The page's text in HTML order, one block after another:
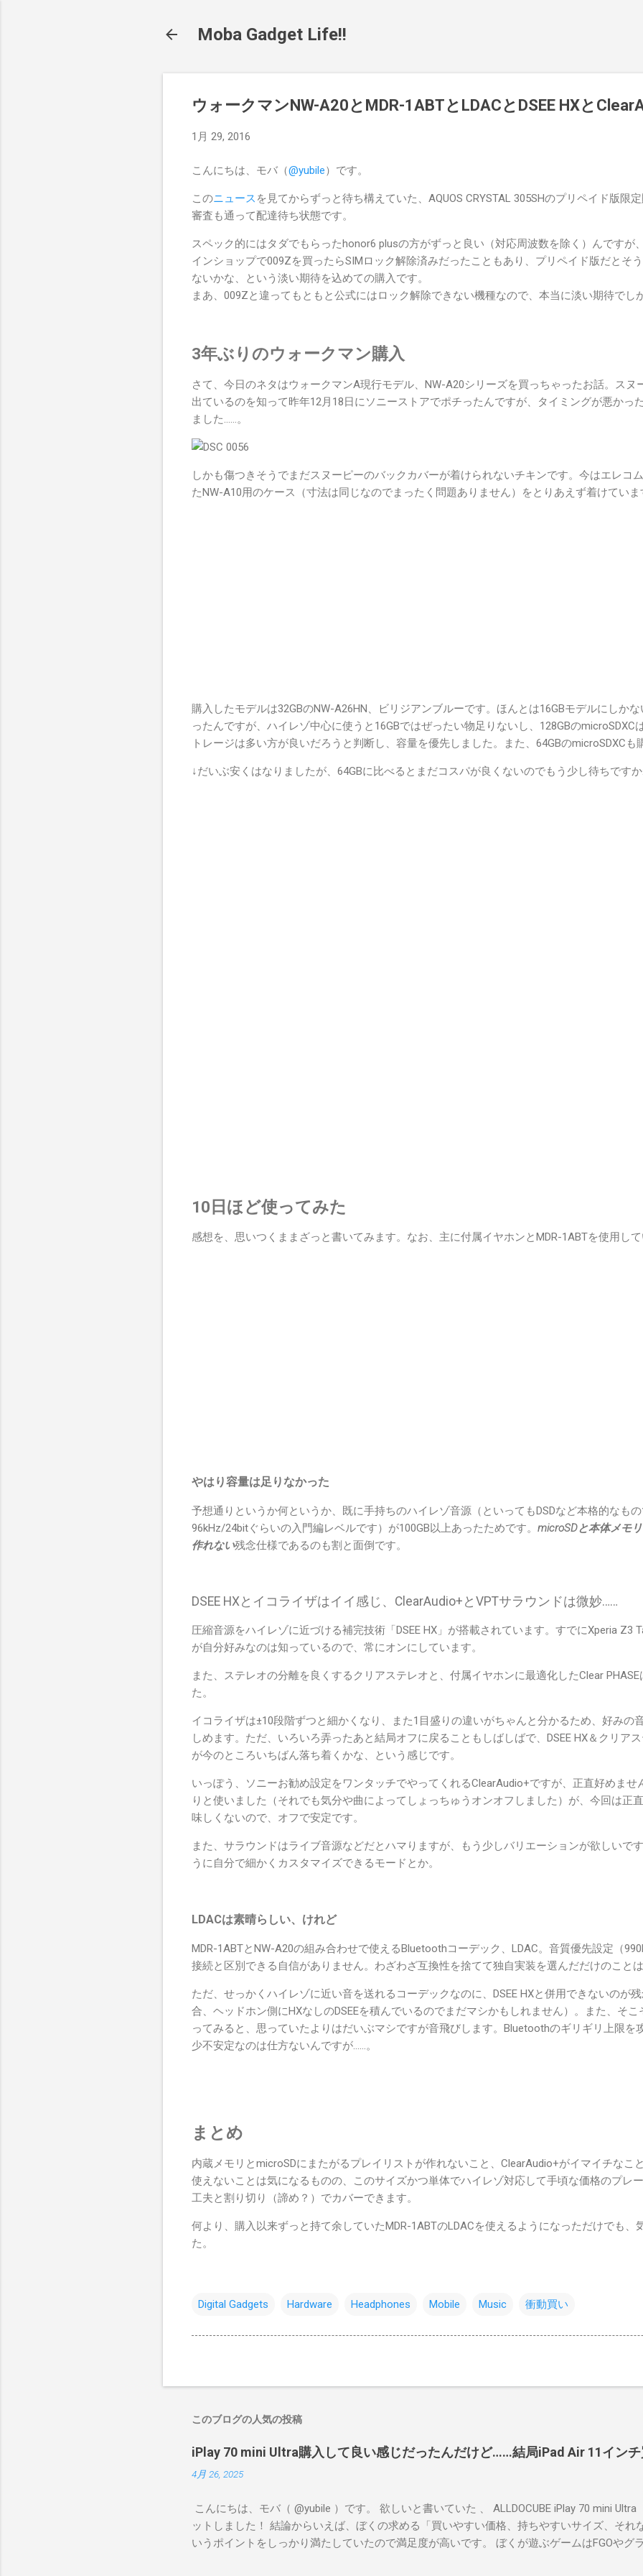
Moba Gadget Life!!
ウォークマンNW-A20とMDR-1ABTとLDACとDSEE HXと
1月 29, 2016
こんにちは、モバ（@yubile）です。
このニュース を見てからずっと待ち構えていた、AQUOS CRYSTAL 305SHのプリペイド版限
審査も通って配達待ち状態です。
スペック的にはタダでもらったhonor6 plusの方がずっと良い（対応周波数を除く）んですが
インショップで009Zを買ったらSIMロック解除済みだったこともあり、プリペイド版だとそ
ないかな、という淡い期待を込めての購入です。
まあ、009Zと違ってもともと公式にはロック解除できない機種なので、本当に淡い期待でし
3年ぶりのウォークマン購入
さて、今日のネタはウォークマンA現行モデル、NW-A20シリーズを買っちゃったお話。スヌ
出ているのを知って昨年12月18日にソニーストアでポチったんですが、タイミングが悪かっ
ました……。
しかも傷つきそうでまだスヌーピーのバックカバーが着けられないチキンです。今はエレコ
たNW-A10用のケース（寸法は同じなのでまったく問題ありません）をとりあえず着けていま
購入したモデルは32GBのNW-A26HN、ビリジアンブルーです。ほんとは16GBモデルにしか
ったんですが、ハイレゾ中心に使うと16GBではぜったい物足りないし、128GBのmicroSDXC
トレージは多い方が良いだろうと判断し、容量を優先しました。また、64GBのmicroSDXCも
↓だいぶ安くはなりましたが、64GBに比べるとまだコスパが良くないのでもう少し待ちですか
10日ほど使ってみた
感想を、思いつくままざっと書いてみます。なお、主に付属イヤホンとMDR-1ABTを使用して
やはり容量は足りなかった
予想通りというか何というか、既に手持ちのハイレゾ音源（といってもDSDなど本格的なも
96kHz/24bitぐらいの入門編レベルです）が100GB以上あったためです。 microSDと本体メモ
作れない残念仕様であるのも割と面倒です。
DSEE HXとイコライザはイイ感じ、ClearAudio+とVPTサラウンドは微妙……
圧縮音源をハイレゾに近づける補完技術「DSEE HX」が搭載されています。すでにXperia Z3
が自分好みなのは知っているので、常にオンにしています。
また、ステレオの分離を良くするクリアステレオと、付属イヤホンに最適化したClear
た。
イコライザは±10段階ずつと細かくなり、また1目盛りの違いがちゃんと分かるため、好みの
しめます。ただ、いろいろ弄ったあと結局オフに戻ることもしばしばで、DSEE HX＆クリア
が今のところいちばん落ち着くかな、という感じです。
いっぽう、ソニーお勧め設定をワンタッチでやってくれるClearAudio+ですが、正直好めませ
りと使いました（それでも気分や曲によってしょっちゅうオンオフしました）が、今回は正
味しくないので、オフで安定です。
また、サラウンドはライブ音源などだとハマりますが、もう少しバリエーションが欲しいで
うに自分で細かくカスタマイズできるモードとか。
LDACは素晴らしい、けれど
MDR-1ABTとNW-A20の組み合わせで使えるBluetoothコーデック、LDAC。音質優先設定（
接続と区別できる自信がありません。わざわざ互換性を捨てて独自実装を選んだだけのことは
ただ、せっかくハイレゾに近い音を送れるコーデックなのに、DSEE HXと併用できないのが
合、ヘッドホン側にHXなしのDSEEを積んでいるのでまだマシかもしれません）。また、そ
ってみると、思っていたよりはだいぶマシですが音飛びします。Bluetoothのギリギリ上限を
少不安定なのは仕方ないんですが……。
まとめ
内蔵メモリとmicroSDにまたがるプレイリストが作れないこと、ClearAudio+がイマイチなこ
使えないことは気になるものの、このサイズかつ単体でハイレゾ対応して手頃な価格のプレ
工夫と割り切り（諦め？）でカバーできます。
何より、購入以来ずっと持て余していたMDR-1ABTのLDACを使えるようになっただけでも、
た。
Digital Gadgets Hardware Headphones Mobile Music 衝動買い
このブログの人気の投稿
iPlay 70 mini Ultra購入して良い感じだったんだけど……結局iPad Air 11インチ
4月 26, 2025
こんにちは、モバ（ @yubile ）です。 欲しいと書いていた 、 ALLDOCUBE iPlay 70 mini
ットしました！ 結論からいえば、ぼくの求める「買いやすい価格、持ちやすいサイズ、それ
いうポイントをしっかり満たしていたので満足度が高いです。 ぼくが遊ぶゲームはFGOやグ